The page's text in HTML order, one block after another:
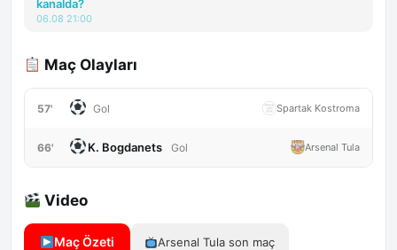
kanalda?
06.08 21:00
Maç Olayları
57' Gol Spartak Kostroma
66' K. Bogdanets Gol Arsenal Tula
Video
Maç Özeti Arsenal Tula son maç